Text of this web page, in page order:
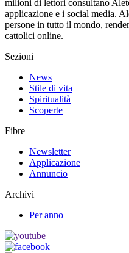
milioni di lettori consultano
applicazione e i social media.
persone in tutto il mondo,
cattolici online.
Sezioni
News
Stile di vita
Spiritualità
Scoperte
Fibre
Newsletter
Applicazione
Annuncio
Archivi
Per anno